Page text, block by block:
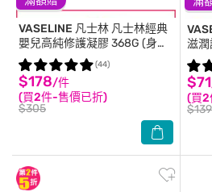
VASELINE 凡士林 凡士林經典
嬰兒高純修護凝膠 368G (身體
乳液)
$178/件
(買2件-售價已折)
$305
(44)
滋
$71
(買2
$139